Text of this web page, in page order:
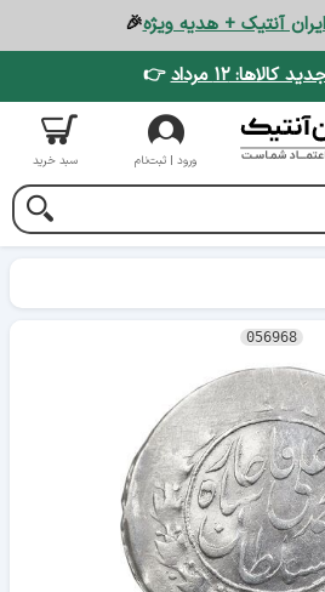
آنتیک + هدیه ویژه🎉
۱۲ مرداد 👉
ورود | ثبت‌نام سبد خرید
056968